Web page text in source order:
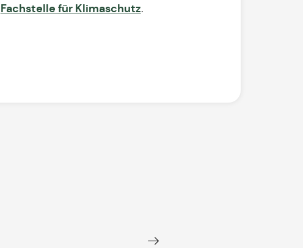
Fachstelle für Klimaschutz.